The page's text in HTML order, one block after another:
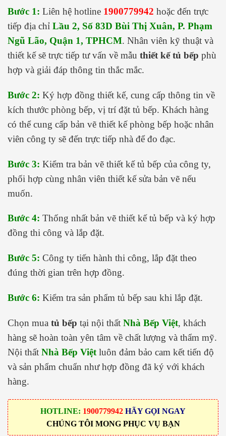
Bước 1: Liên hệ hotline 1900779942 hoặc đến trực
tiếp địa chỉ Lầu 2, Số 83D Bùi Thị Xuân, P. Phạm
Ngũ Lão, Quận 1, TPHCM. Nhân viên kỹ thuật và
thiết kế sẽ trực tiếp tư vấn về mẫu thiết kế tủ bếp phù
hợp và giải đáp thông tin thắc mắc.
Bước 2: Ký hợp đồng thiết kế, cung cấp thông tin về
kích thước phòng bếp, vị trí đặt tủ bếp. Khách hàng
có thể cung cấp bản vẽ thiết kế phòng bếp hoặc nhân
viên công ty sẽ đến trực tiếp nhà để đo đạc.
Bước 3: Kiểm tra bản vẽ thiết kế tủ bếp của công ty,
phối hợp cùng nhân viên thiết kế sửa bản vẽ nếu
muốn.
Bước 4: Thống nhất bản vẽ thiết kế tủ bếp và ký hợp
đồng thi công và lắp đặt.
Bước 5: Công ty tiến hành thi công, lắp đặt theo
đúng thời gian trên hợp đồng.
Bước 6: Kiểm tra sản phẩm tủ bếp sau khi lắp đặt.
Chọn mua tủ bếp tại nội thất Nhà Bếp Việt, khách
hàng sẽ hoàn toàn yên tâm về chất lượng và thẩm mỹ.
Nội thất Nhà Bếp Việt luôn đảm bảo cam kết tiến độ
và sản phẩm chuẩn như hợp đồng đã ký với khách
hàng.
HOTLINE: 1900779942 HÃY GỌI NGAY
CHÚNG TÔI MONG PHỤC VỤ BẠN